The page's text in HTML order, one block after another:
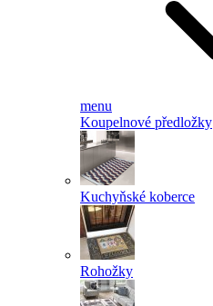
menu
Koupelnové předložky
Kuchyňské koberce
Rohožky